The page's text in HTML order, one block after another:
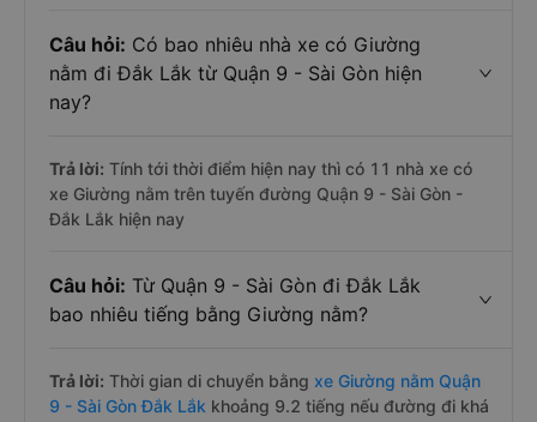
Câu hỏi: Có bao nhiêu nhà xe có Giường
nằm đi Đắk Lắk từ Quận 9 - Sài Gòn hiện
nay?
Trả lời: Tính tới thời điểm hiện nay thì có 11 nhà xe có
xe Giường nằm trên tuyến đường Quận 9 - Sài Gòn -
Đắk Lắk hiện nay
Câu hỏi: Từ Quận 9 - Sài Gòn đi Đắk Lắk
bao nhiêu tiếng bằng Giường nằm?
Trả lời: Thời gian di chuyển bằng xe Giường nằm Quận
9 - Sài Gòn Đắk Lắk khoảng 9.2 tiếng nếu đường đi khá